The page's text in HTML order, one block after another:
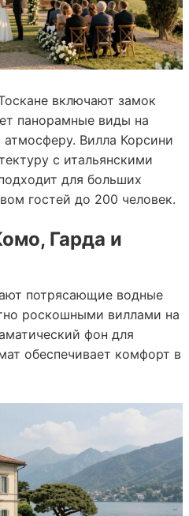
включают замок
панорамные виды на
Вилла Корсини
с итальянскими
для больших
гостей до 200 человек.
Гарда и
потрясающие водные
роскошными виллами на
фон для
обеспечивает комфорт в